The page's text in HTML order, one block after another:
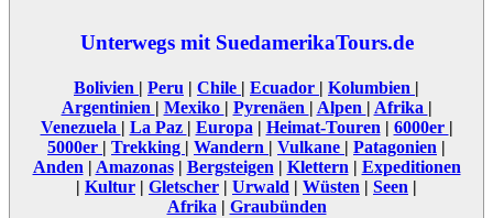
Unterwegs mit SuedamerikaTours.de
Bolivien | Peru | Chile | Ecuador | Kolumbien |
Argentinien | Mexiko | Pyrenäen | Alpen | Afrika |
Venezuela | La Paz | Europa | Heimat-Touren | 6000er |
5000er | Trekking | Wandern | Vulkane | Patagonien |
Anden | Amazonas| Bergsteigen | Klettern | Expeditionen
| Kultur | Gletscher | Urwald | Wüsten | Seen |
Afrika | Graubünden